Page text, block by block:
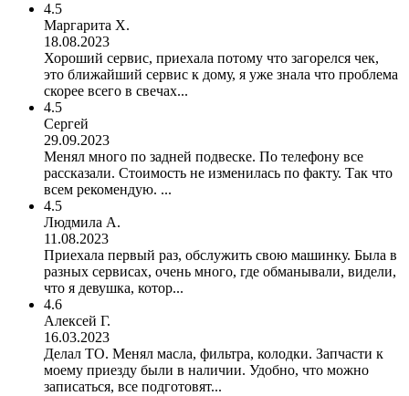
4.5
Маргарита Х.
18.08.2023
Хороший сервис, приехала потому что загорелся чек,
это ближайший сервис к дому, я уже знала что проблема
скорее всего в свечах...
4.5
Сергей
29.09.2023
Менял много по задней подвеске. По телефону все
рассказали. Стоимость не изменилась по факту. Так что
всем рекомендую. ...
4.5
Людмила А.
11.08.2023
Приехала первый раз, обслужить свою машинку. Была в
разных сервисах, очень много, где обманывали, видели,
что я девушка, котор...
4.6
Алексей Г.
16.03.2023
Делал ТО. Менял масла, фильтра, колодки. Запчасти к
моему приезду были в наличии. Удобно, что можно
записаться, все подготовят...